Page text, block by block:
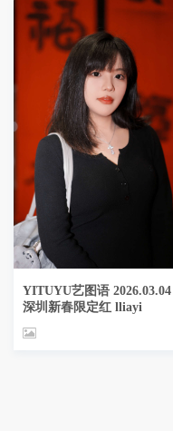
YITUYU艺图语 2026.03.04
深圳新春限定红 lliayi